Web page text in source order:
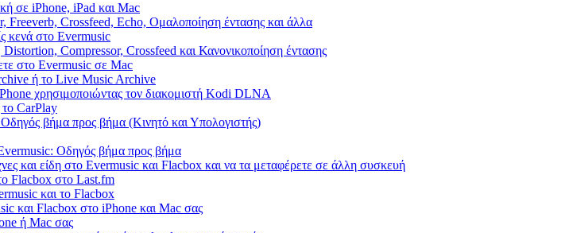
σε iPhone, iPad και Mac
Freeverb, Crossfeed, Echo, Ομαλοποίηση έντασης και άλλα
κενά στο Evermusic
Compressor, Crossfeed και Κανονικοποίηση έντασης
στο Evermusic σε Mac
ή το Live Music Archive
χρησιμοποιώντας τον διακομιστή Kodi DLNA
CarPlay
βήμα προς βήμα (Κινητό και Υπολογιστής)
Οδηγός βήμα προς βήμα
και είδη στο Evermusic και Flacbox και να τα μεταφέρετε σε άλλη συσκευή
Flacbox στο Last.fm
και το Flacbox
και Flacbox στο iPhone και Mac σας
ή Mac σας